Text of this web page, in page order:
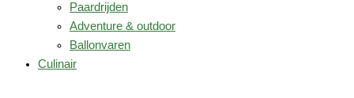
Paardrijden
Adventure & outdoor
Ballonvaren
Culinair